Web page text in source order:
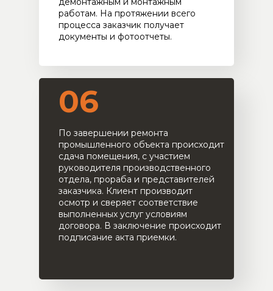
работам. На протяжении всего
процесса заказчик получает
документы и фотоотчеты.
По завершении ремонта
промышленного объекта происходит
сдача помещения, с участием
руководителя производственного
отдела, прораба и представителей
заказчика. Клиент производит
осмотр и сверяет соответствие
выполненных услуг условиям
договора. В заключение происходит
подписание акта приемки.
06